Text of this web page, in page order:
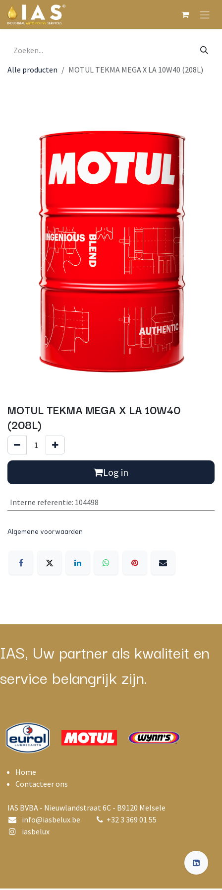
Overslaan naar inhoud
Alle producten MOTUL TEKMA MEGA X LA 10W40 (208L)
MOTUL TEKMA MEGA X LA 10W40
(208L)
Log in
Interne referentie: 104498
Algemene voorwaarden
IAS, Uw partner als kwaliteit en
service belangrijk zijn.
Home
Contacteer ons
IAS BVBA - Nieuwlandstraat 6C - B9120 Melsele
info@iasbelux.be +32 3 369 01 55
iasbelux